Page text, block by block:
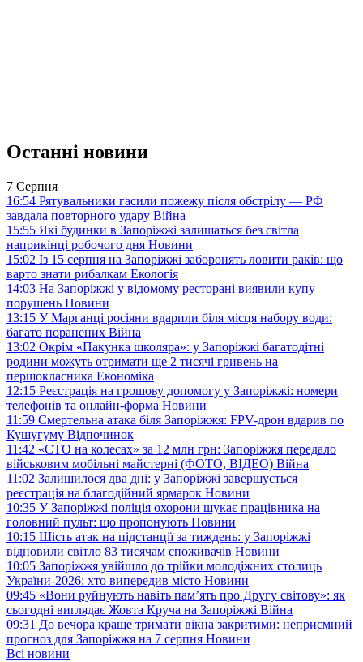
Останні новини
7 Серпня
16:54 Рятувальники гасили пожежу після обстрілу — РФ
завдала повторного удару Війна
15:55 Які будинки в Запоріжжі залишаться без світла
наприкінці робочого дня Новини
15:02 Із 15 серпня на Запоріжжі заборонять ловити раків: що
варто знати рибалкам Екологія
14:03 На Запоріжжі у відомому ресторані виявили купу
порушень Новини
13:15 У Марганці росіяни вдарили біля місця набору води:
багато поранених Війна
13:02 Окрім «Пакунка школяра»: у Запоріжжі багатодітні
родини можуть отримати ще 2 тисячі гривень на
першокласника Економіка
12:15 Реєстрація на грошову допомогу у Запоріжжі: номери
телефонів та онлайн-форма Новини
11:59 Смертельна атака біля Запоріжжя: FPV-дрон вдарив по
Кушугуму Відпочинок
11:42 «СТО на колесах» за 12 млн грн: Запоріжжя передало
військовим мобільні майстерні (ФОТО, ВІДЕО) Війна
11:02 Залишилося два дні: у Запоріжжі завершується
реєстрація на благодійний ярмарок Новини
10:35 У Запоріжжі поліція охорони шукає працівника на
головний пульт: що пропонують Новини
10:15 Шість атак на підстанції за тиждень: у Запоріжжі
відновили світло 83 тисячам споживачів Новини
10:05 Запоріжжя увійшло до трійки молодіжних столиць
України-2026: хто випередив місто Новини
09:45 «Вони руйнують навіть пам’ять про Другу світову»: як
сьогодні виглядає Жовта Круча на Запоріжжі Війна
09:31 До вечора краще тримати вікна закритими: неприємний
прогноз для Запоріжжя на 7 серпня Новини
Всі новини